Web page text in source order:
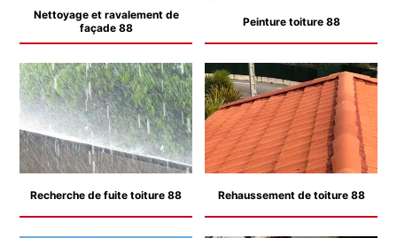
Nettoyage et ravalement de
façade 88
Peinture toiture 88
Recherche de fuite toiture 88 Rehaussement de toiture 88